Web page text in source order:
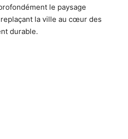
le paysage
la ville au cœur des
durable.